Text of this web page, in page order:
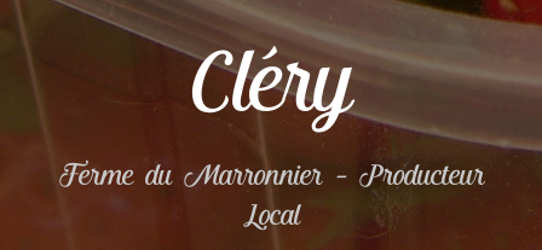
Cléry
Ferme du Marronnier – Producteur
Local